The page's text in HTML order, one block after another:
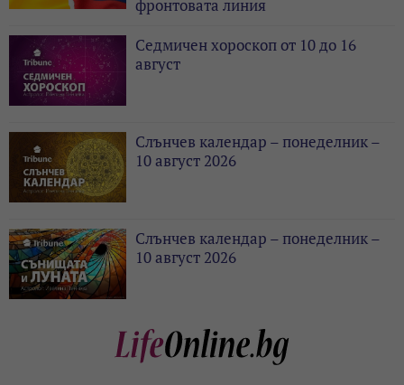
фронтовата линия
Седмичен хороскоп от 10 до 16
август
Слънчев календар – понеделник –
10 август 2026
Слънчев календар – понеделник –
10 август 2026